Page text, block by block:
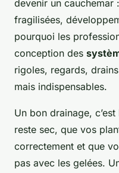
devenir un
fragilisées,
pourquoi les
conception des
rigoles, regards,
mais indispensables.
Un bon drainage,
reste sec, que vos
correctement et que
pas avec les gelées.